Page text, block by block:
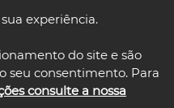
experiência.
do site e são
seu consentimento. Para
consulte a nossa